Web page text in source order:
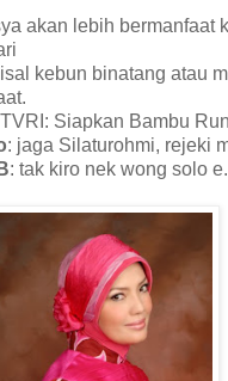
akan lebih bermanfaat
kebun binatang atau
TVRI: Siapkan Bambu
: jaga Silaturohmi, rejeki
: tak kiro nek wong solo e.